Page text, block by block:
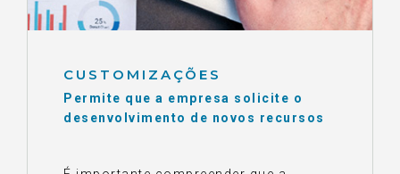
CUSTOMIZAÇÕES
Permite que a empresa solicite o
desenvolvimento de novos recursos